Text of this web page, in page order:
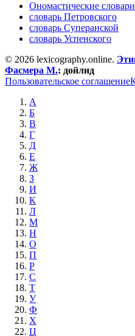
Ономастические словари
словарь Петровского
словарь Суперанской
словарь Успенского
© 2026 lexicography.online.
Фасмера М.: дойлид
Пользовательское соглашение
А
Б
В
Г
Д
Е
Ж
З
И
К
Л
М
Н
О
П
Р
С
Т
У
Ф
Х
Ц